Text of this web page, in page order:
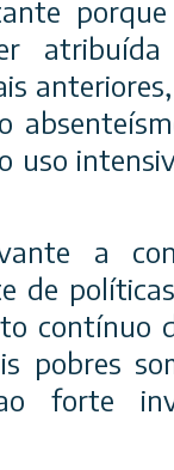
atribuída
uso
a
de
contínuo
pobres
forte